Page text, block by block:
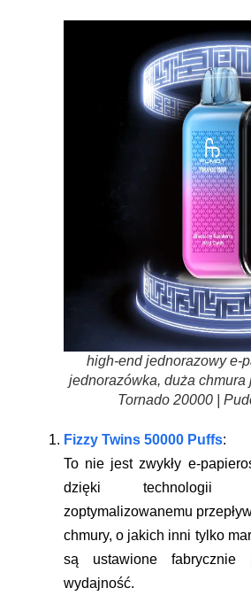
high-end jednorazowy e-
jednorazówka, duża
Tornado 20000 |
Fizzy Twins 50000 Puffs:
To nie jest zwykły e-
dzięki technologii
zoptymalizowanemu
chmury, o jakich inni tylko
są ustawione fabrycznie
wydajność.